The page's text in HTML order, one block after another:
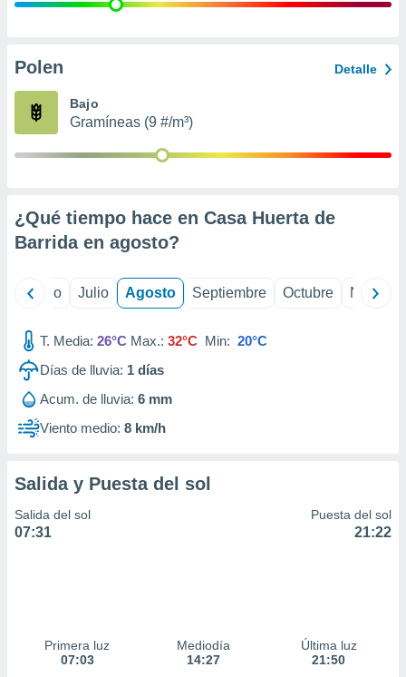
e
publicidad
Polen Detalle
Bajo
Gramíneas (9 #/m³)
¿Qué tiempo hace en Casa Huerta de
Barrida en agosto?
Junio Julio Agosto Septiembre Octubre
T. Media: 26°C Max.: 32°C Min: 20°C
Días de lluvia: 1 días
Acum. de lluvia: 6 mm
Viento medio: 8 km/h
Salida y Puesta del sol
Salida del sol
07:31
Puesta del sol
21:22
Primera luz
07:03
Mediodía
14:27
Última luz
21:50